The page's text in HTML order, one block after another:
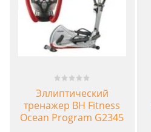
Эллиптический
тренажер BH Fitness
Ocean Program G2345